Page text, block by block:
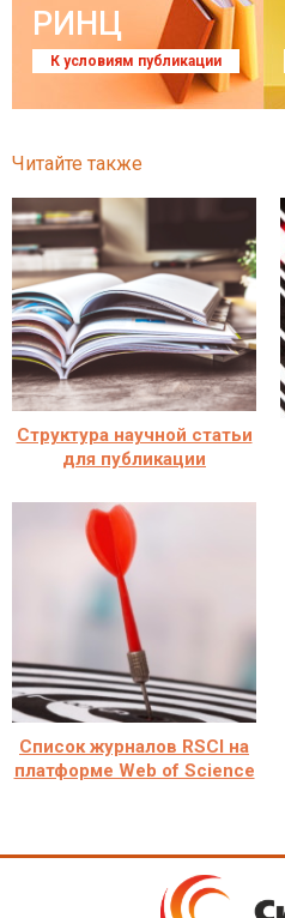
РИНЦ
К условиям публикации
Читайте также
Структура научной статьи
для публикации
Cписок журналов RSCI на
платформе Web of Science